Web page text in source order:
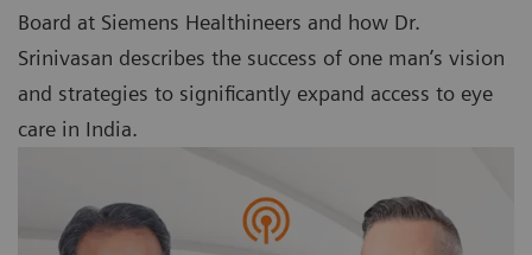
Board at Siemens Healthineers and how Dr.
Srinivasan describes the success of one man’s vision
and strategies to significantly expand access to eye
care in India.